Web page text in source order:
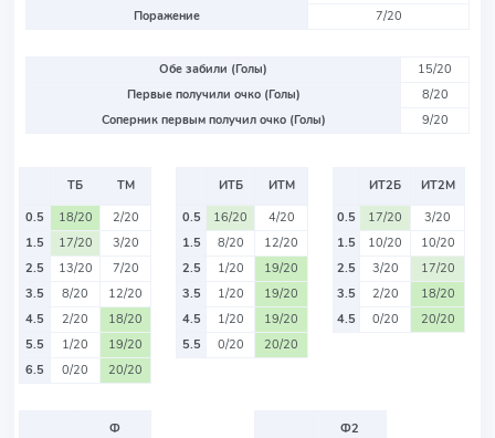
Поражение
7/20
Обе забили (Голы)
15/20
Первые получили очко (Голы)
8/20
Соперник первым получил очко (Голы)
9/20
ТБ
ТМ
0.5
18/20
2/20
1.5
17/20
3/20
2.5
13/20
7/20
3.5
8/20
12/20
4.5
2/20
18/20
5.5
1/20
19/20
6.5
0/20 20/20
ИТБ
ИТМ
0.5
16/20
4/20
1.5
8/20
12/20
2.5
1/20
19/20
3.5
1/20
19/20
4.5
1/20
19/20
5.5
0/20 20/20
ИТ2Б
ИТ2М
0.5
17/20
3/20
1.5
10/20
10/20
2.5
3/20
17/20
3.5
2/20
18/20
4.5
0/20 20/20
Ф
Ф2